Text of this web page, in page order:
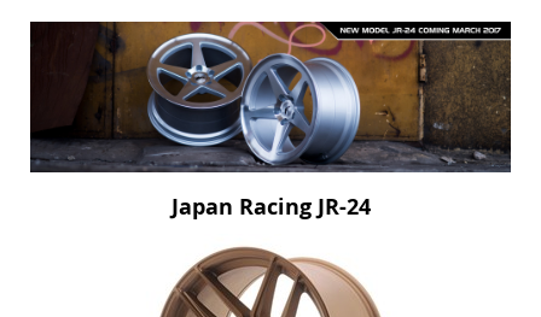
Japan Racing JR-24